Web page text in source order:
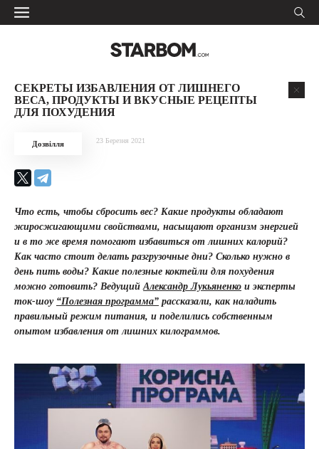
СЕКРЕТЫ ИЗБАВЛЕНИЯ ОТ ЛИШНЕГО
ВЕСА, ПРОДУКТЫ И ВКУСНЫЕ РЕЦЕПТЫ
ДЛЯ ПОХУДЕНИЯ
Дозвілля 23 Березня 2021
Что есть, чтобы сбросить вес? Какие продукты обладают
жиросжигающими свойствами, насыщают организм энергией
и в то же время помогают избавиться от лишних калорий?
Как часто стоит делать разгрузочные дни? Сколько нужно в
день пить воды? Какие полезные коктейли для похудения
можно готовить? ВедущийАлександр Лукьяненко и эксперты
ток-шоу “Полезная программа” рассказали, как наладить
правильный режим питания, и поделились собственным
опытом избавления от лишних килограммов.